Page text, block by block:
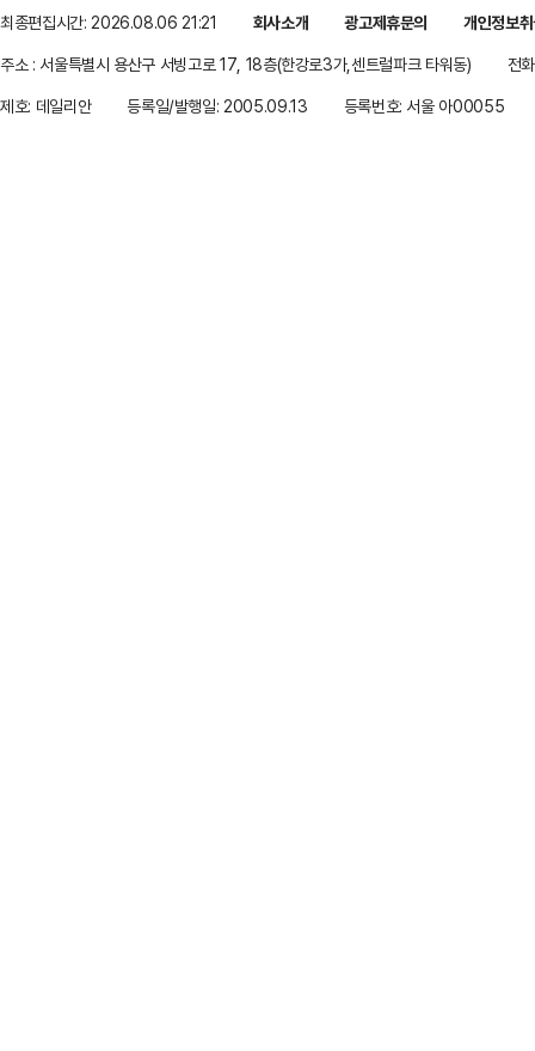
최종편집시간: 2026.08.06 21:21 회사소개 광고제휴문의
개인정보
주소 : 서울특별시 용산구 서빙고로 17, 18층(한강로3가,센트럴파크 타워동)
전
제호: 데일리안
등록일/발행일: 2005.09.13 등록번호: 서울 아00055